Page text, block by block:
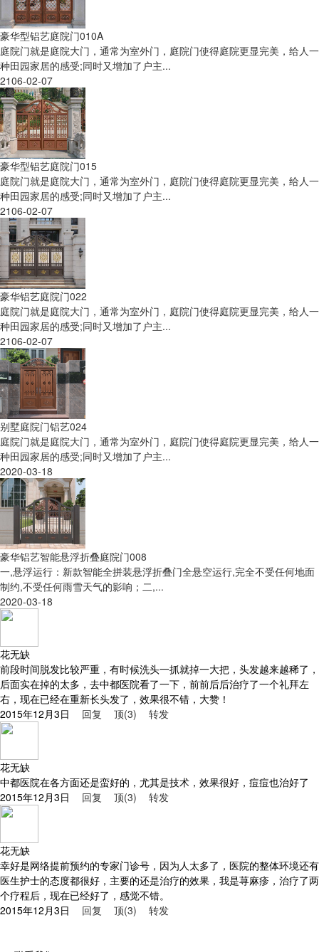
豪华型铝艺庭院门010A
庭院门就是庭院大门，通常为室外门，庭院门使得庭院更显完美，给人一
种田园家居的感受;同时又增加了户主...
2106-02-07
豪华型铝艺庭院门015
庭院门就是庭院大门，通常为室外门，庭院门使得庭院更显完美，给人一
种田园家居的感受;同时又增加了户主...
2106-02-07
豪华铝艺庭院门022
庭院门就是庭院大门，通常为室外门，庭院门使得庭院更显完美，给人一
种田园家居的感受;同时又增加了户主...
2106-02-07
别墅庭院门铝艺024
庭院门就是庭院大门，通常为室外门，庭院门使得庭院更显完美，给人一
种田园家居的感受;同时又增加了户主...
2020-03-18
豪华铝艺智能悬浮折叠庭院门008
一,悬浮运行：新款智能全拼装悬浮折叠门全悬空运行,完全不受任何地面
制约,不受任何雨雪天气的影响；二,...
2020-03-18
花无缺
前段时间脱发比较严重，有时候洗头一抓就掉一大把，头发越来越稀了，
后面实在掉的太多，去中都医院看了一下，前前后后治疗了一个礼拜左
右，现在已经在重新长头发了，效果很不错，大赞！
2015年12月3日
回复 顶(3) 转发
花无缺
中都医院在各方面还是蛮好的，尤其是技术，效果很好，痘痘也治好了
2015年12月3日
回复 顶(3) 转发
花无缺
幸好是网络提前预约的专家门诊号，因为人太多了，医院的整体环境还有
医生护士的态度都很好，主要的还是治疗的效果，我是荨麻疹，治疗了两
个疗程后，现在已经好了，感觉不错。
2015年12月3日
回复 顶(3) 转发